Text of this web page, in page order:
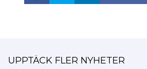
UPPTÄCK FLER NYHETER